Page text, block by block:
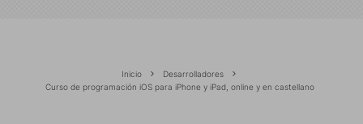
Inicio
Desarrolladores
Curso de programación iOS para iPhone y iPad, online y en castellano